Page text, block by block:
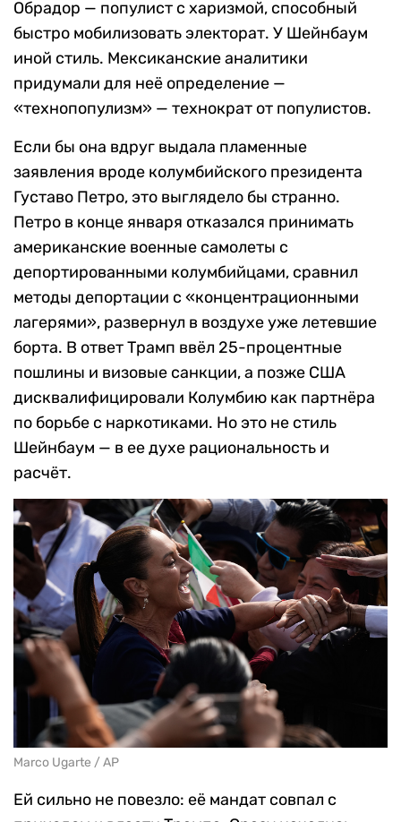
Обрадор — популист с харизмой, способный
быстро мобилизовать электорат. У Шейнбаум
иной стиль. Мексиканские аналитики
придумали для неё определение —
«технопопулизм» — технократ от популистов.
Если бы она вдруг выдала пламенные
заявления вроде колумбийского президента
Густаво Петро, это выглядело бы странно.
Петро в конце января отказался принимать
американские военные самолеты с
депортированными колумбийцами, сравнил
методы депортации с «концентрационными
лагерями», развернул в воздухе уже летевшие
борта. В ответ Трамп ввёл 25-процентные
пошлины и визовые санкции, а позже США
дисквалифицировали Колумбию как партнёра
по борьбе с наркотиками. Но это не стиль
Шейнбаум — в ее духе рациональность и
расчёт.
Marco Ugarte / AP
Ей сильно не повезло: её мандат совпал с